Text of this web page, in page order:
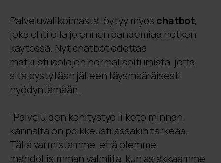
Palveluvalikoimasta löytyy myös chatbot,
joka ehti olla jo ennen pandemiaa hetken
käytössä. Nyt chatbot odottaa
matkustusolojen normalisoitumista, jotta
sitä pystytään jälleen täysmääräisesti
hyödyntämään.
”Palveluiden kehitystyö liiketoiminnan
kannalta on poikkeustilassakin tärkeää.
Tällä varmistamme, että olemme
mahdollisimman valmiita, kun asiakkaamme